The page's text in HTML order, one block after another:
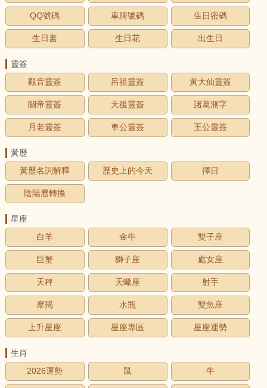
QQ號碼 車牌號碼 生日密碼
生日書 生日花 出生日
靈簽
觀音靈簽
呂祖靈簽 黃大仙靈簽
關帝靈簽 天後靈簽 諸葛測字
月老靈簽 車公靈簽 王公靈簽
黃歷
黃歷名詞解釋
歷史上的今天 擇日
陰陽曆轉換
星座
白羊
金牛 雙子座
巨蟹 獅子座 處女座
天秤 天蠍座 射手
摩羯 水瓶 雙魚座
上升星座 星座專區 星座運勢
生肖
2026運勢
鼠 牛